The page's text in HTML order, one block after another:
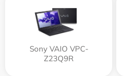
Sony VAIO VPC-
Z23Q9R